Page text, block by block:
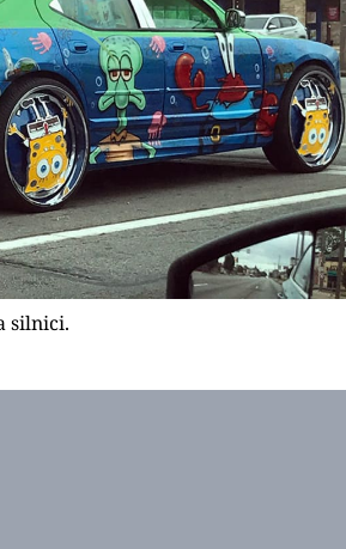
silnici.